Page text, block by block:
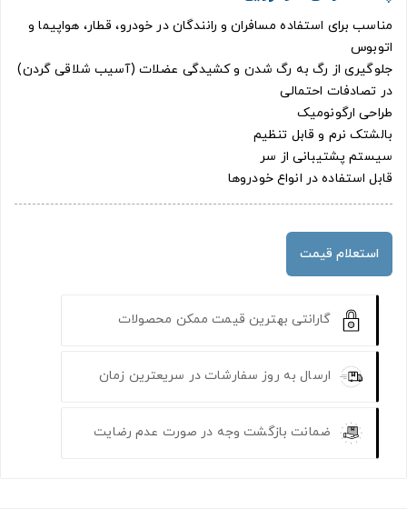
مناسب برای استفاده مسافران و رانندگان در خودرو، قطار، هواپیما و
اتوبوس
جلوگیری از رگ به رگ شدن و کشیدگی عضلات (آسیب شلاقی گردن)
در تصادفات احتمالی
طراحی ارگونومیک
بالشتک نرم و قابل تنظیم
سیستم پشتیبانی از سر
قابل استفاده در انواع خودروها
استعلام قیمت
گارانتی بهترین قیمت ممکن محصولات
ارسال به روز سفارشات در سریعترین زمان
ضمانت بازگشت وجه در صورت عدم رضایت